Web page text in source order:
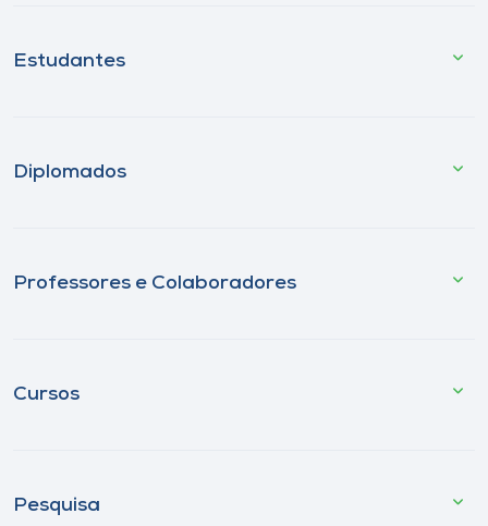
Estudantes
Diplomados
Professores e Colaboradores
Cursos
Pesquisa